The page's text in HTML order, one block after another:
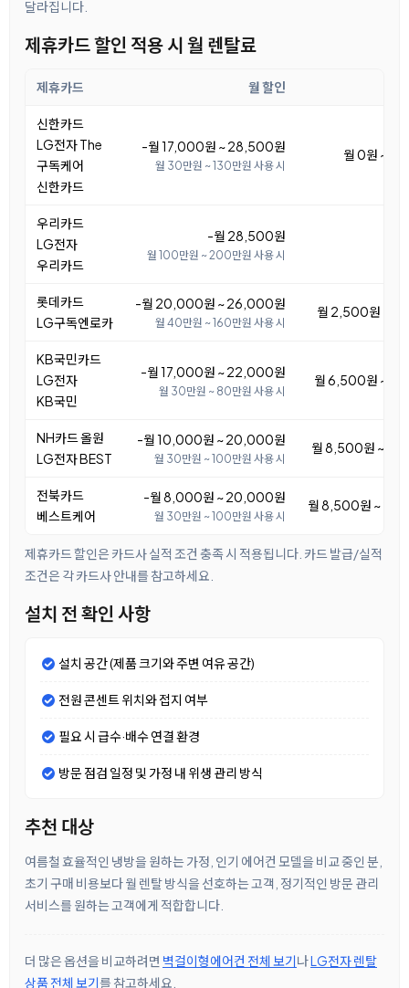
달라집니다.
제휴카드 할인 적용 시 월 렌탈료
제휴카드 월 할인
신한카드
LG전자 The
구독케어
신한카드
-월 17,000원 ~ 28,500원
월 30만원 ~ 130만원 사용 시
월 0원 ~
우리카드
LG전자
우리카드
-월 28,500원
월 100만원 ~ 200만원 사용 시
롯데카드
LG구독엔로카
-월 20,000원 ~ 26,000원
월 40만원 ~ 160만원 사용 시
월 2,500원 ~
KB국민카드
LG전자
KB국민
-월 17,000원 ~ 22,000원
월 30만원 ~ 80만원 사용 시
월 6,500원 ~
NH카드 올원
LG전자 BEST
-월 10,000원 ~ 20,000원
월 30만원 ~ 100만원 사용 시
월 8,500원 ~
전북카드
베스트케어
-월 8,000원 ~ 20,000원
월 30만원 ~ 100만원 사용 시
월 8,500원 ~
제휴카드 할인은 카드사 실적 조건 충족 시 적용됩니다. 카드 발급/실적
조건은 각 카드사 안내를 참고하세요.
설치 전 확인 사항
설치 공간 (제품 크기와 주변 여유 공간)
전원 콘센트 위치와 접지 여부
필요 시 급수·배수 연결 환경
방문 점검 일정 및 가정 내 위생 관리 방식
추천 대상
여름철 효율적인 냉방을 원하는 가정, 인기 에어컨 모델을 비교 중인 분,
초기 구매 비용보다 월 렌탈 방식을 선호하는 고객, 정기적인 방문 관리
서비스를 원하는 고객에게 적합합니다.
더 많은 옵션을 비교하려면 벽걸이형에어컨 전체 보기나LG전자 렌탈
상품 전체 보기를 참고하세요.